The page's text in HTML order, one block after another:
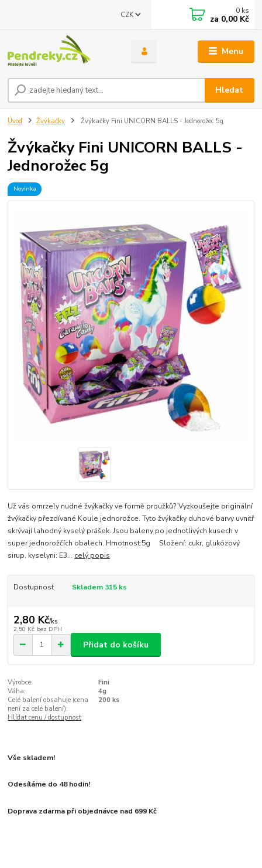
Menu
CZK
Hledat
0 ks
za 0,00 Kč
Úvod Žvýkačky Žvýkačky Fini UNICORN BALLS - Jednorožec 5g
Žvýkačky Fini UNICORN BALLS -
Jednorožec 5g
Novinka
Už vás omrzely nudné žvýkačky ve formě proužků? Vyzkoušejte originální
žvýkačky přezdívané Koule jednorožce. Tyto žvýkačky duhové barvy uvnitř
skrývají lahodný kyselý prášek. Jsou baleny po jednotlivých kusech v
super jednorožčích obalech. Hmotnost:5g Složení: cukr, glukózový
sirup, kyselyni: E3... celý popis
Dostupnost Skladem 315 ks
2,80 Kč/ks
2,50 Kč bez DPH
Přidat do košíku
Výrobce:
Fini
Váha:
4g
Celé balení obsahuje (cena
není za celé balení):
200 ks
Hlídat cenu / dostupnost
Vše skladem!
Odesíláme do 48 hodin!
Doprava zdarma při objednávce nad 699 Kč